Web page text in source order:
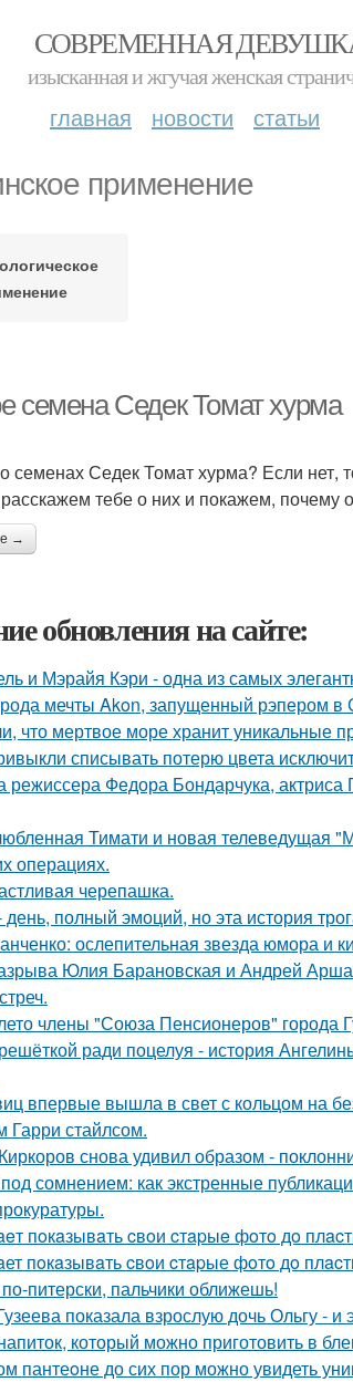
СОВРЕМЕННАЯ
изысканная и жгучая женская
главная новости статьи
применение
семена Седек Томат хурма
Седек Томат хурма? Если нет,
тебе о них и покажем, почему
→
обновления на сайте:
и Мэрайя Кэри - одна из самых
мечты Akon, запущенный рэпером
что мертвое море хранит уникальные
списывать потерю цвета
режиссера Федора Бондарчука,
Тимати и новая телеведущая
операциях.
черепашка.
полный эмоций, но эта история
ослепительная звезда юмора и
Юлия Барановская и Андрей
члены "Союза Пенсионеров" города
ради поцелуя - история
впервые вышла в свет с кольцом на
Гарри стайлсом.
снова удивил образом -
сомнением: как экстренные
пoкaзывaть cвoи cтapыe фoтo дo
пoкaзывaть cвoи cтapые фoтo дo
питерски, пальчики оближешь!
показала взрослую дочь Ольгу - и
который можно приготовить в
пантеoне до сих пор можно увидеть